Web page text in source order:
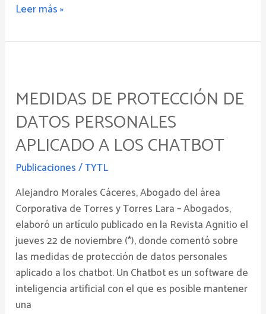
Leer más »
MEDIDAS DE PROTECCIÓN DE
DATOS PERSONALES
APLICADO A LOS CHATBOT
Publicaciones/TYTL
Alejandro Morales Cáceres, Abogado del área
Corporativa de Torres y Torres Lara – Abogados,
elaboró un artículo publicado en la Revista Agnitio el
jueves 22 de noviembre (*), donde comentó sobre
las medidas de protección de datos personales
aplicado a los chatbot. Un Chatbot es un software de
inteligencia artificial con el que es posible mantener
una
Protección
de
Datos
Personales
aplicado
a
los
Chatbot